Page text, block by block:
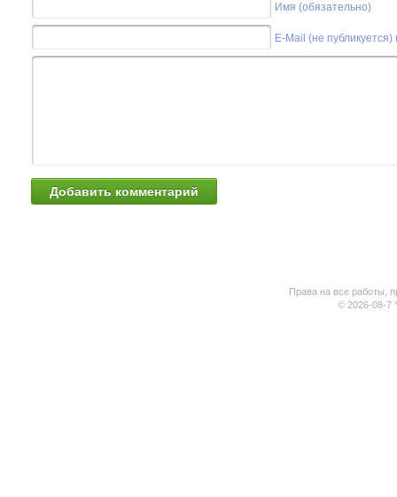
Имя (обязательно)
E-Mail (не
Права на все работы,
© 2026-08-7